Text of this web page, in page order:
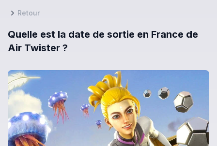
Retour
Quelle est la date de sortie en France de
Air Twister ?